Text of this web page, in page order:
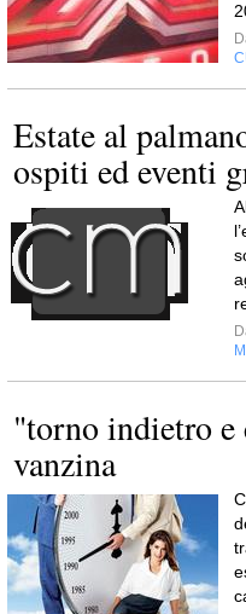
Estate al
ospiti ed eventi
"torno indietro
vanzina